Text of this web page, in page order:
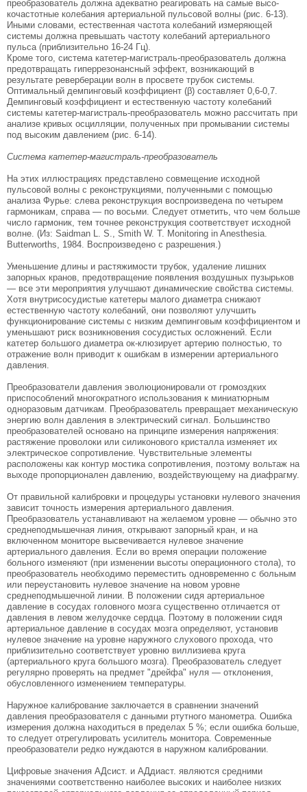
преобразова­тель должна адекватно реагировать на самые высо­
кочастотные колебания артериальной пульсовой волны (рис. 6-13).
Иными словами, естественная частота колебаний измеряющей
системы должна превышать частоту колебаний артериального
пульса (приблизительно 16-24 Гц).
Кроме того, система катетер-магистраль-пре­образователь должна
предотвращать гиперрезо­нансный эффект, возникающий в
результате ре­верберации волн в просвете трубок системы.
Оптимальный демпинговый коэффициент (β) со­ставляет 0,6-0,7.
Демпинговый коэффициент и ес­тественную частоту колебаний
системы катетер-магистраль-преобразователь можно рассчитать при
анализе кривых осцилляции, полученных при промывании системы
под высоким давлением (рис. 6-14).
Система катетер-магистраль-преобразователь
На этих иллюстрациях представлено совмещение исходной
пульсовой волны с реконструкциями, получен­ными с помощью
анализа Фурье: слева реконструкция воспроизведена по четырем
гармоникам, справа — по восьми. Следует отметить, что чем больше
число гармоник, тем точнее реконструкция соответствует исходной
волне. (Из: Saidman L. S., Smith W. T. Monitoring in Anesthesia.
Butterworths, 1984. Воспроизведено с разрешения.)
Уменьшение длины и растяжимости трубок, удаление лишних
запорных кранов, предотвраще­ние появления воздушных пузырьков
— все эти ме­роприятия улучшают динамические свойства сис­темы.
Хотя внутрисосудистые катетеры малого диаметра снижают
естественную частоту колеба­ний, они позволяют улучшить
функционирование системы с низким демпинговым коэффициентом и
уменьшают риск возникновения сосудистых ос­ложнений. Если
катетер большого диаметра ок-клюзирует артерию полностью, то
отражение волн приводит к ошибкам в измерении артериального
давления.
Преобразователи давления эволюционировали от громоздких
приспособлений многократного ис­пользования к миниатюрным
одноразовым датчи­кам. Преобразователь превращает механическую
энергию волн давления в электрический сигнал. Большинство
преобразователей основано на прин­ципе измерения напряжения:
растяжение прово­локи или силиконового кристалла изменяет их
электрическое сопротивление. Чувствительные элементы
расположены как контур мостика сопро­тивления, поэтому вольтаж на
выходе пропорцио­нален давлению, воздействующему на диафрагму.
От правильной калибровки и процедуры уста­новки нулевого значения
зависит точность измере­ния артериального давления.
Преобразователь ус­танавливают на желаемом уровне — обычно это
среднеподмышечная линия, открывают запорный кран, и на
включенном мониторе высвечивается нулевое значение
артериального давления. Если во время операции положение
больного изменяют (при изменении высоты операционного стола), то
преобразователь необходимо переместить одновременно с больным
или переустановить нулевое значение на новом уровне
среднеподмышечной линии. В положении сидя артериальное
давление в сосудах головного мозга существенно отличается от
давления в левом желудочке сердца. Поэтому в положении сидя
артериальное давление в сосудах мозга определяют, установив
нулевое значение на уровне наружного слухового прохода, что
приблизи­тельно соответствует уровню виллизиева круга
(артериального круга большого мозга). Преобразо­ватель следует
регулярно проверять на предмет "дрейфа" нуля — отклонения,
обусловленного из­менением температуры.
Наружное калибрование заключается в сравне­нии значений
давления преобразователя с данны­ми ртутного манометра. Ошибка
изме­рения должна находиться в пределах 5 %; если ошибка больше,
то следует отрегулировать усили­тель монитора. Современные
преобразователи редко нуждаются в наружном калибровании.
Цифровые значения АДсист. и АДдиаст. явля­ются средними
значениями соответственно наибо­лее высоких и наиболее низких